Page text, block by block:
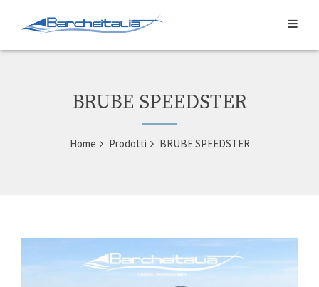
BRUBE SPEEDSTER
Home Prodotti BRUBE SPEEDSTER